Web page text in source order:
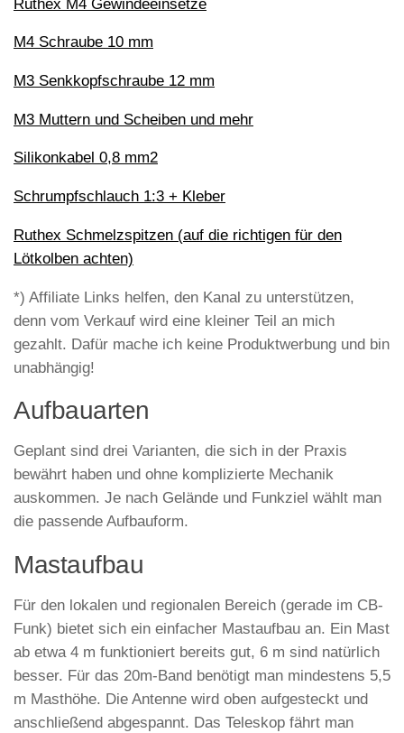
Ruthex M4 Gewindeeinsetze
M4 Schraube 10 mm
M3 Senkkopfschraube 12 mm
M3 Muttern und Scheiben und mehr
Silikonkabel 0,8 mm2
Schrumpfschlauch 1:3 + Kleber
Ruthex Schmelzspitzen (auf die richtigen für den
Lötkolben achten)
*) Affiliate Links helfen, den Kanal zu unterstützen,
denn vom Verkauf wird eine kleiner Teil an mich
gezahlt. Dafür mache ich keine Produktwerbung und bin
unabhängig!
Aufbauarten
Geplant sind drei Varianten, die sich in der Praxis
bewährt haben und ohne komplizierte Mechanik
auskommen. Je nach Gelände und Funkziel wählt man
die passende Aufbauform.
Mastaufbau
Für den lokalen und regionalen Bereich (gerade im CB-
Funk) bietet sich ein einfacher Mastaufbau an. Ein Mast
ab etwa 4 m funktioniert bereits gut, 6 m sind natürlich
besser. Für das 20m-Band benötigt man mindestens 5,5
m Masthöhe. Die Antenne wird oben aufgesteckt und
anschließend abgespannt. Das Teleskop fährt man